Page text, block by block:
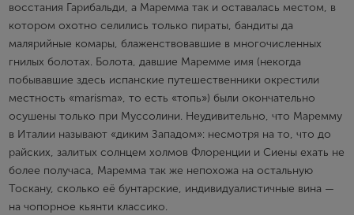
восстания Гарибальди, а Маремма так и оставалась местом, в
котором охотно селились только пираты, бандиты да
малярийные комары, блаженствовавшие в многочисленных
гнилых болотах. Болота, давшие Маремме имя (некогда
побывавшие здесь испанские путешественники окрестили
местность «marisma», то есть «топь») были окончательно
осушены только при Муссолини. Неудивительно, что Маремму
в Италии называют «диким Западом»: несмотря на то, что до
райских, залитых солнцем холмов Флоренции и Сиены ехать не
более получаса, Маремма так же непохожа на остальную
Тоскану, сколько её бунтарские, индивидуалистичные вина —
на чопорное кьянти классико.